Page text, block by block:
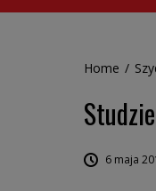
Home /
6 maja